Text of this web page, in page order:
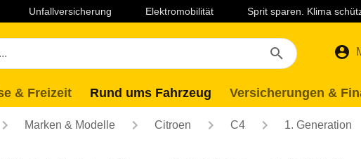
Unfallversicherung Elektromobilität Sprit sparen. Klima
& Freizeit Rund ums Fahrzeug Versicherungen &
Marken & Modelle Citroen C4 1. Generation